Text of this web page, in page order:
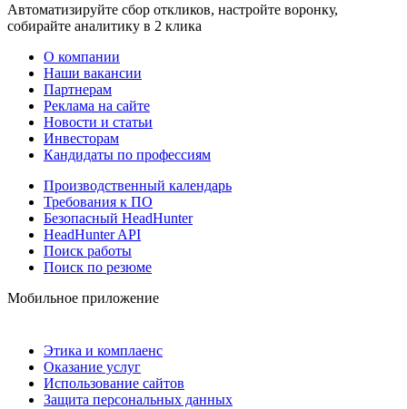
Автоматизируйте сбор откликов, настройте воронку,
собирайте аналитику в 2 клика
О компании
Наши вакансии
Партнерам
Реклама на сайте
Новости и статьи
Инвесторам
Кандидаты по профессиям
Производственный календарь
Требования к ПО
Безопасный HeadHunter
HeadHunter API
Поиск работы
Поиск по резюме
Мобильное приложение
Этика и комплаенс
Оказание услуг
Использование сайтов
Защита персональных данных